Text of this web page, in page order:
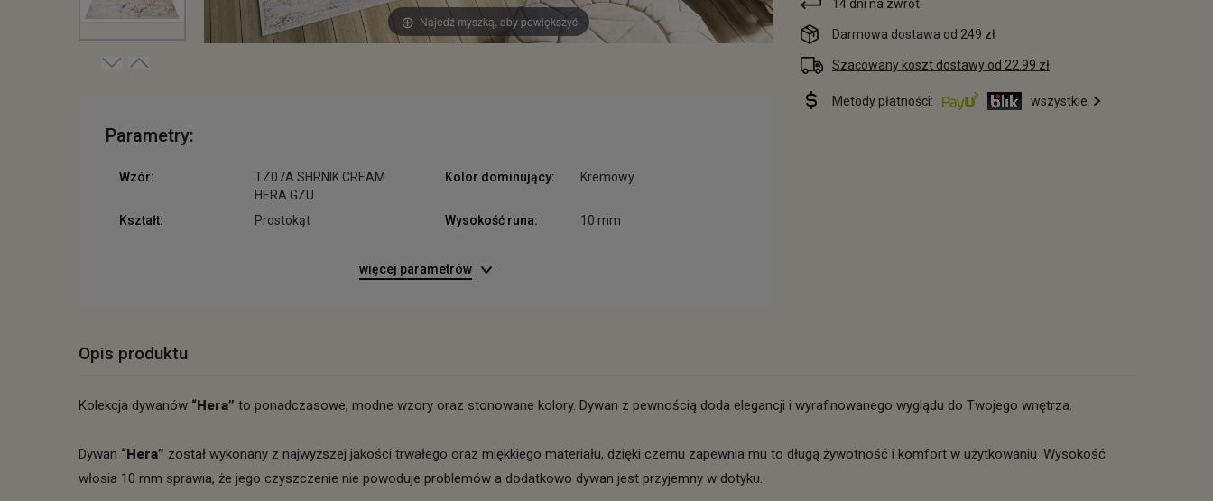
Najedź myszką, aby powiększyć
Parametry:
Wzór:
TZ07A SHRNIK CREAM
HERA GZU
Kolor dominujący: Kremowy
Kształt: Prostokąt Wysokość runa: 10 mm
więcej parametrów
14 dni na zwrot
Darmowa dostawa od 249 zł
Szacowany koszt dostawy od 22.99 zł
Metody płatności: wszystkie
Opis produktu
Kolekcja dywanów “Hera” to ponadczasowe, modne wzory oraz stonowane kolory. Dywan z pewnością doda elegancji i wyrafinowanego wyglądu do Twojego wnętrza.
Dywan “Hera” został wykonany z najwyższej jakości trwałego oraz miękkiego materiału, dzięki czemu zapewnia mu to długą żywotność i komfort w użytkowaniu. Wysokość
włosia 10 mm sprawia, że jego czyszczenie nie powoduje problemów a dodatkowo dywan jest przyjemny w dotyku.